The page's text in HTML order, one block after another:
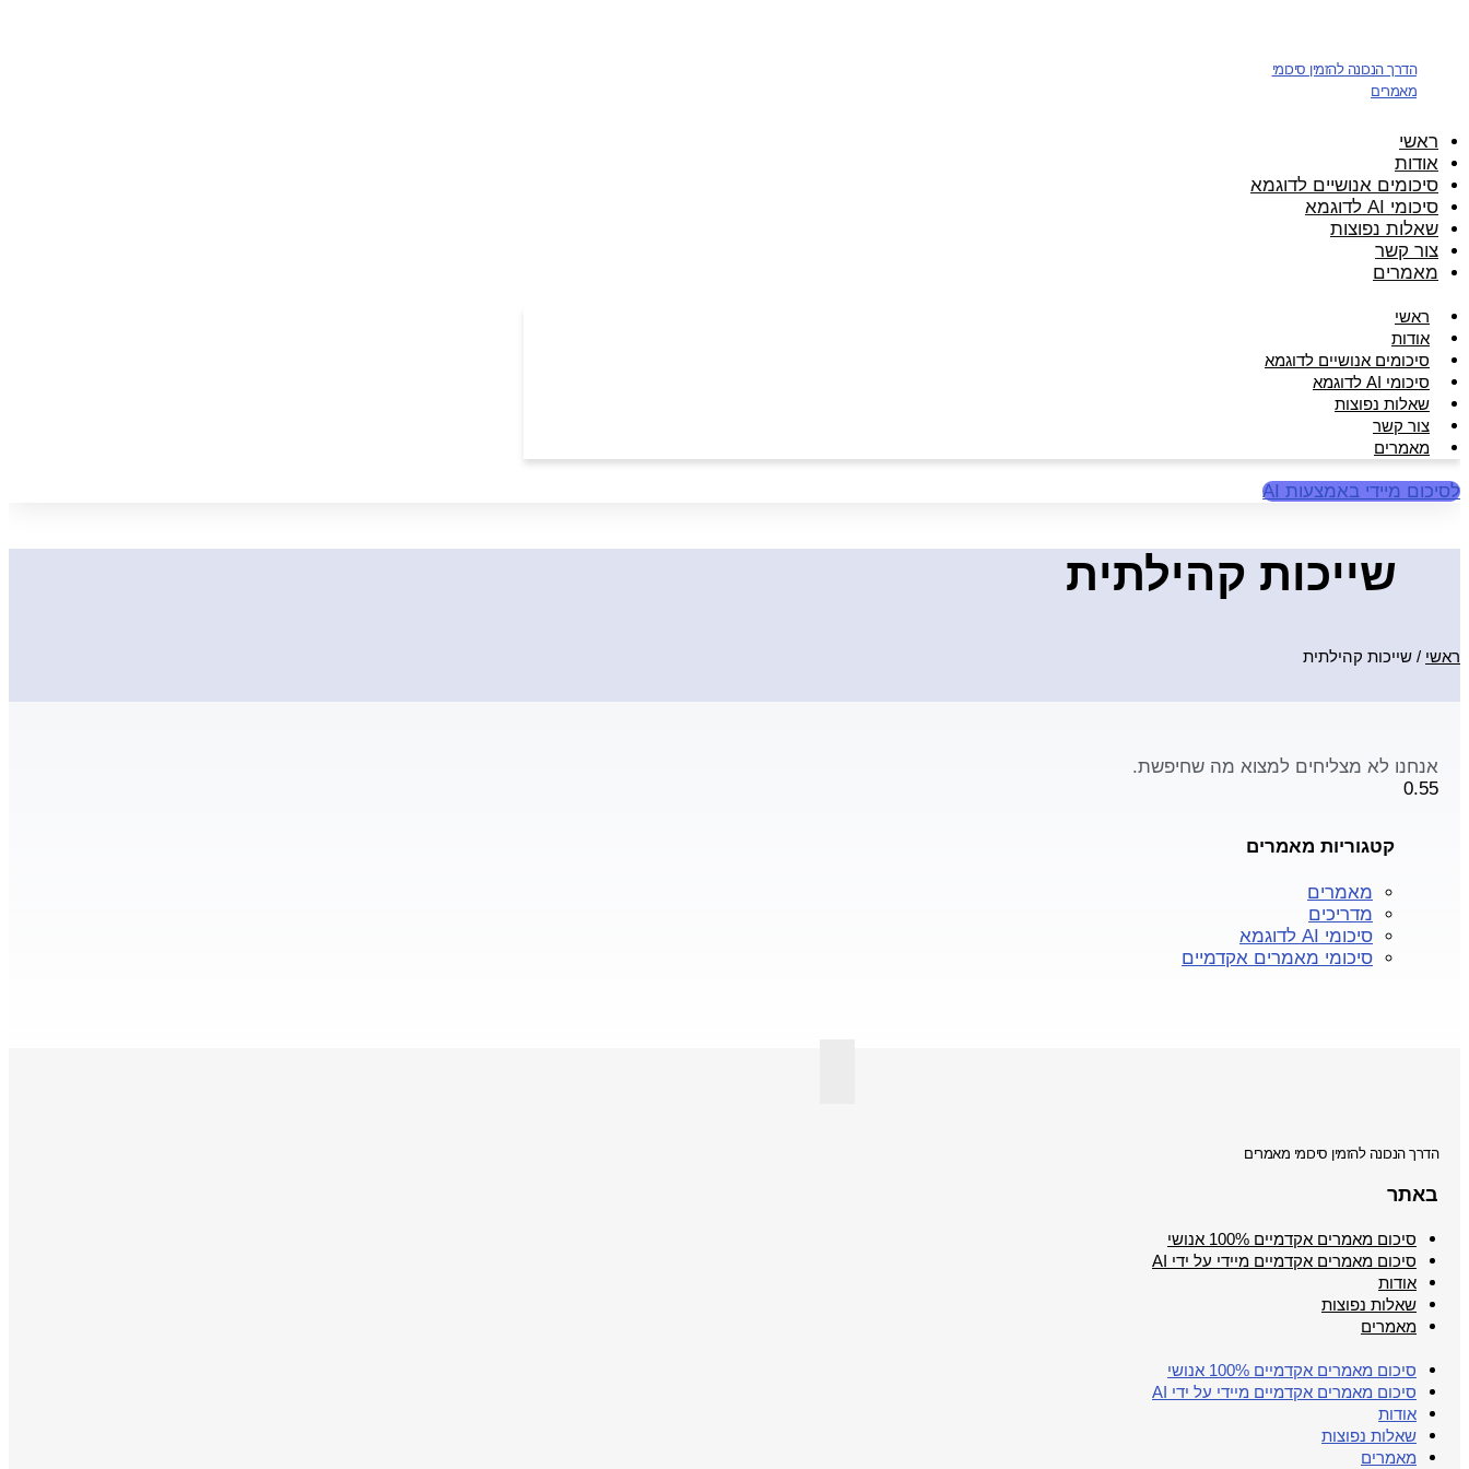
הדרך הנכונה להזמין סיכומי
מאמרים
ראשי
אודות
סיכומים אנושיים לדוגמא
סיכומי AI לדוגמא
שאלות נפוצות
צור קשר
מאמרים
ראשי
אודות
סיכומים אנושיים לדוגמא
סיכומי AI לדוגמא
שאלות נפוצות
צור קשר
מאמרים
לסיכום מיידי באמצעות AI
שייכות קהילתית
ראשי / שייכות קהילתית
אנחנו לא מצליחים למצוא מה שחיפשת.
קטגוריות מאמרים
מאמרים
מדריכים
סיכומי AI לדוגמא
סיכומי מאמרים אקדמיים
הדרך הנכונה להזמין סיכומי מאמרים
באתר
סיכום מאמרים אקדמיים 100% אנושי
סיכום מאמרים אקדמיים מיידי על ידי AI
אודות
שאלות נפוצות
מאמרים
סיכום מאמרים אקדמיים 100% אנושי
סיכום מאמרים אקדמיים מיידי על ידי AI
אודות
שאלות נפוצות
מאמרים